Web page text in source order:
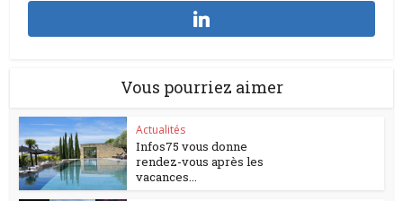
Vous pourriez aimer
Actualités
Infos75 vous donne
rendez-vous après les
vacances...